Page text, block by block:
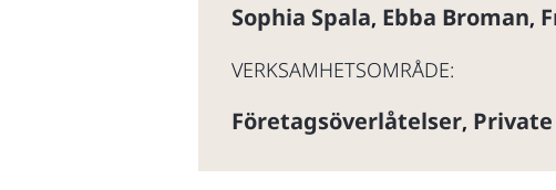
Sophia Spala, Ebba Broman,
VERKSAMHETSOMRÅDE:
Företagsöverlåtelser,